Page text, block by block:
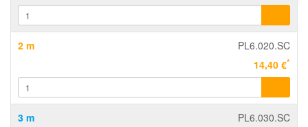
2 m
PL6.020.SC
14,40 €*
3 m
PL6.030.SC